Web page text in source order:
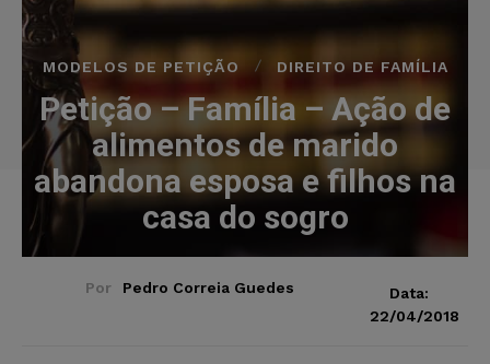
MODELOS DE PETIÇÃO DIREITO DE FAMÍLIA
Petição – Família – Ação de
alimentos de marido
abandona esposa e filhos na
casa do sogro
Por Pedro Correia Guedes
Data:
22/04/2018